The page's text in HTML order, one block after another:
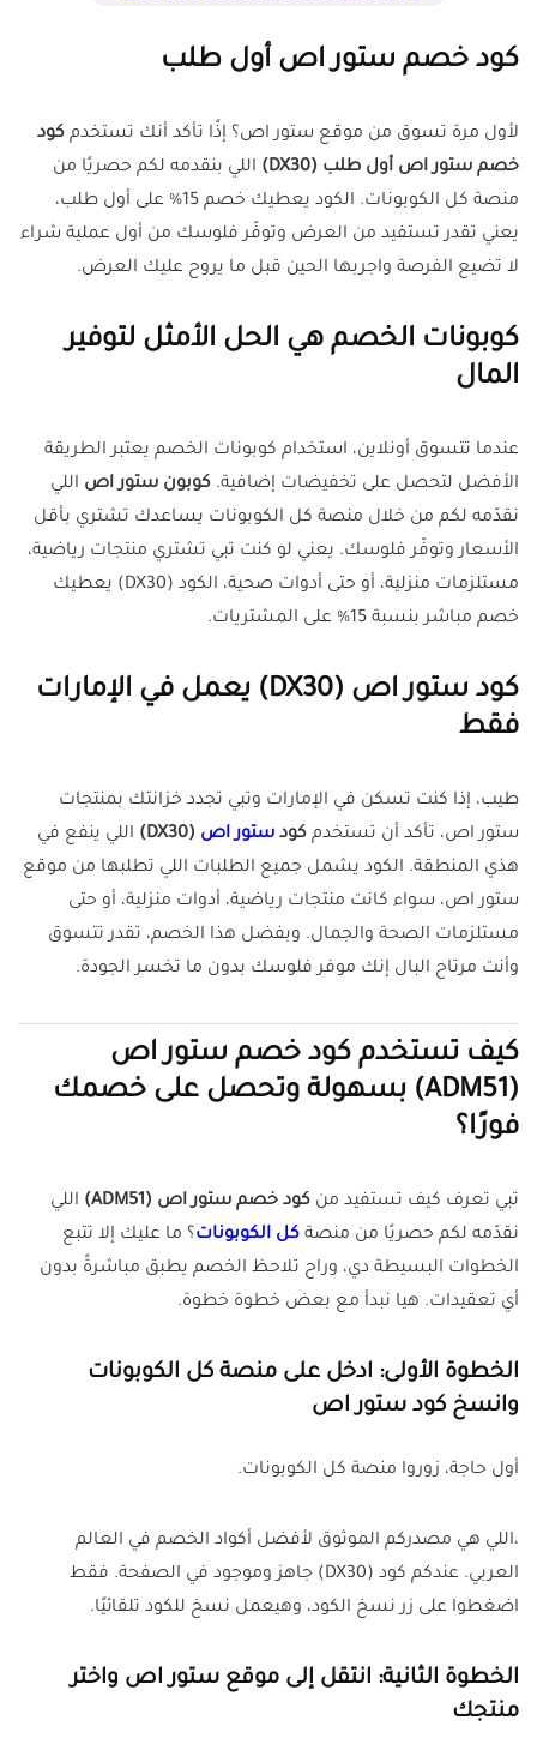
كود خصم ستور اص أول طلب
لأول مرة تسوق من موقع ستور اص؟ إذًا تأكد أنك تستخدم كود
خصم ستور اص أول طلب (DX30)
اللي بنقدمه لكم حصريًا من
منصة كل الكوبونات. الكود يعطيك خصم 15% على أول طلب،
يعني تقدر تستفيد من العرض وتوفّر فلوسك من أول عملية شراء
لا تضيع الفرصة واجربها الحين قبل ما يروح عليك العرض.
كوبونات الخصم هي الحل الأمثل لتوفير
المال
عندما تتسوق أونلاين، استخدام كوبونات الخصم يعتبر الطريقة
الأفضل لتحصل على تخفيضات إضافية. كوبون ستور اص اللي
نقدّمه لكم من خلال منصة كل الكوبونات يساعدك تشتري بأقل
الأسعار وتوفّر فلوسك. يعني لو كنت تبي تشتري منتجات رياضية،
مستلزمات منزلية، أو حتى أدوات صحية، الكود (DX30) يعطيك
خصم مباشر بنسبة 15% على المشتريات.
كود ستور اص (DX30) يعمل في الإمارات
فقط
طيب، إذا كنت تسكن في الإمارات وتبي تجدد خزانتك بمنتجات
ستور اص، تأكد أن تستخدم كود ستور اص (DX30)
اللي ينفع في
هذي المنطقة. الكود يشمل جميع الطلبات اللي تطلبها من موقع
ستور اص، سواء كانت منتجات رياضية، أدوات منزلية، أو حتى
مستلزمات الصحة والجمال. وبفضل هذا الخصم، تقدر تتسوق
وأنت مرتاح البال إنك موفر فلوسك بدون ما تخسر الجودة.
كيف تستخدم كود خصم ستور اص
(ADM51) بسهولة وتحصل على خصمك
فورًا؟
تبي تعرف كيف تستفيد من كود خصم ستور اص (ADM51)
اللي
نقدّمه لكم حصريًا من منصة كل الكوبونات؟ ما عليك إلا تتبع
الخطوات البسيطة دي، وراح تلاحظ الخصم يطبق مباشرةً بدون
أي تعقيدات. هيا نبدأ مع بعض خطوة خطوة.
الخطوة الأولى: ادخل على منصة كل الكوبونات
وانسخ كود ستور اص
أول حاجة، زوروا منصة كل الكوبونات.
،اللي هي مصدركم الموثوق لأفضل أكواد الخصم في العالم
العربي. عندكم كود (DX30) جاهز وموجود في الصفحة. فقط
اضغطوا على زر نسخ الكود، وهيعمل نسخ للكود تلقائيًا.
الخطوة الثانية: انتقل إلى موقع ستور اص واختر
منتجك